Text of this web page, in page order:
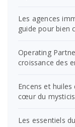
Les agences
guide pour bien
Operating
croissance des
Encens et
cœur du
Les essentiels